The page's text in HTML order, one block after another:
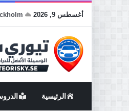
أغسطس 9, 2026
الرئيسية